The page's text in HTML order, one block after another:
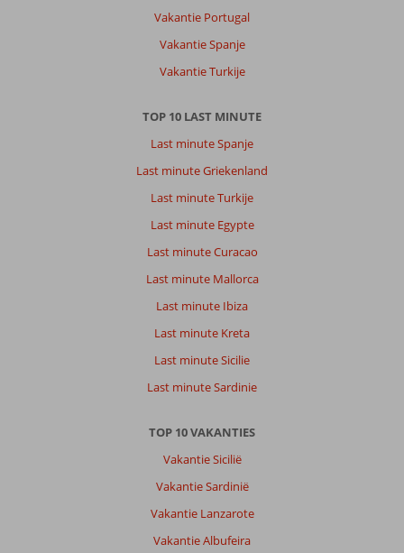
Vakantie Portugal
Vakantie Spanje
Vakantie Turkije
TOP 10 LAST MINUTE
Last minute Spanje
Last minute Griekenland
Last minute Turkije
Last minute Egypte
Last minute Curacao
Last minute Mallorca
Last minute Ibiza
Last minute Kreta
Last minute Sicilie
Last minute Sardinie
TOP 10 VAKANTIES
Vakantie Sicilië
Vakantie Sardinië
Vakantie Lanzarote
Vakantie Albufeira